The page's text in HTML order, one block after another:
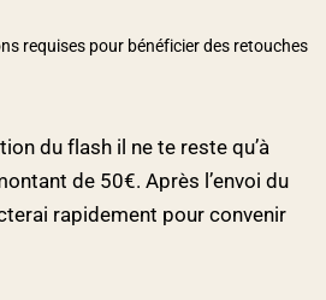
requises pour bénéficier des retouches
du flash il ne te reste qu’à
de 50€. Après l’envoi du
rapidement pour convenir